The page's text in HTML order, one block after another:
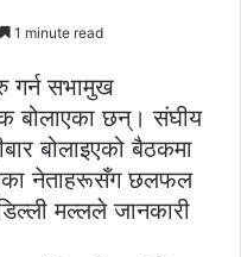
1 minute read
गर्न सभामुख
बोलाएका छन्। संघीय
बोलाइएको बैठकमा
नेताहरूसँग छलफल
मल्लले जानकारी